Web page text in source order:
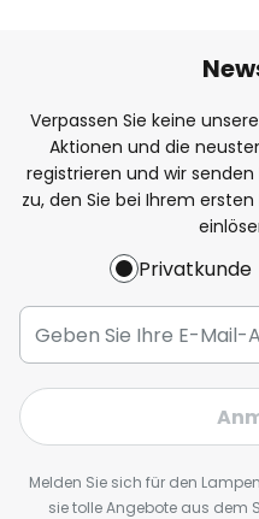
Verpassen Sie keine
Aktionen und die
registrieren und wir
zu, den Sie bei Ihrem
Privatkunde
Melden Sie sich für den
sie tolle Angebote aus dem